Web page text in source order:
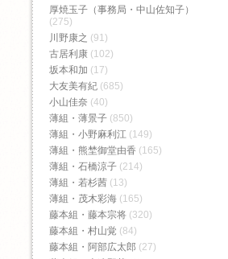
厚焼玉子（事務局・中山佐知子）
(275)
川野康之 (91)
古居利康 (102)
坂本和加 (17)
大友美有紀 (685)
小山佳奈 (40)
薄組・薄景子 (850)
薄組・小野麻利江 (149)
薄組・熊埜御堂由香 (165)
薄組・石橋涼子 (214)
薄組・若杉茜 (13)
薄組・茂木彩海 (165)
藤本組・藤本宗将 (320)
藤本組・村山覚 (84)
藤本組・阿部広太郎 (27)